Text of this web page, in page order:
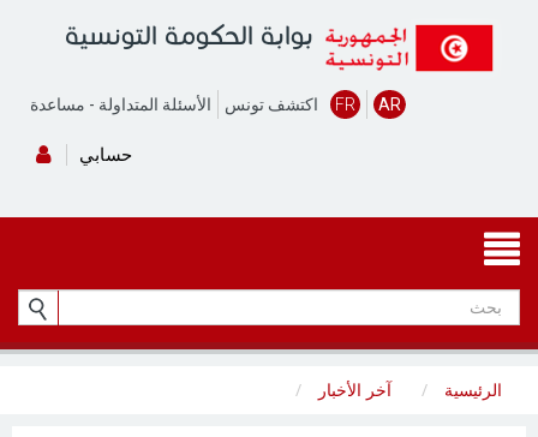
بوابة الحكومة التونسية
الأسئلة المتداولة - مساعدة اكتشف تونس FR AR
حسابي
الرئيسية آخر الأخبار